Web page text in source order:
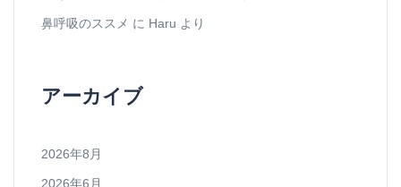
鼻呼吸のススメ に Haru より
アーカイブ
2026年8月
2026年6月